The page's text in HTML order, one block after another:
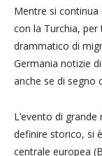
Mentre si continua
con la Turchia,
drammatico di
Germania notizie
anche se di segno
L’evento di
definire storico, si
centrale europea